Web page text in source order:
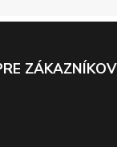
ZÁKAZNÍKOV